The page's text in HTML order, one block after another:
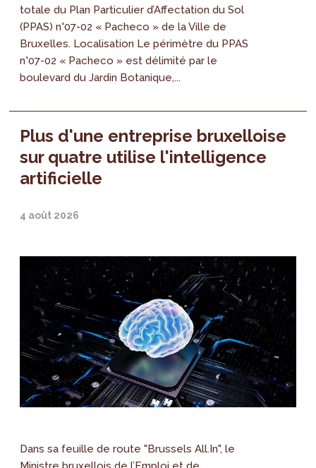
totale du Plan Particulier d’Affectation du Sol
(PPAS) n°07-02 « Pacheco » de la Ville de
Bruxelles. Localisation Le périmètre du PPAS
n°07-02 « Pacheco » est délimité par le
boulevard du Jardin Botanique,...
Plus d'une entreprise bruxelloise
sur quatre utilise l'intelligence
artificielle
4 août 2026
Dans sa feuille de route "Brussels All.In", le